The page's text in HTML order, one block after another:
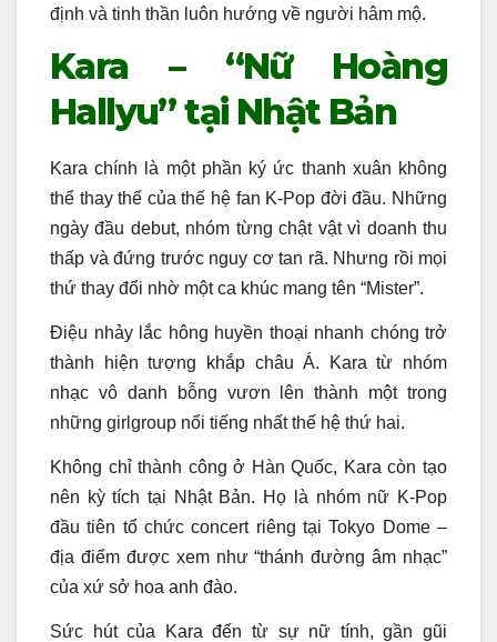
định và tinh thần luôn hướng về người hâm mộ.
Kara – “Nữ Hoàng
Hallyu” tại Nhật Bản
Kara chính là một phần ký ức thanh xuân không
thể thay thế của thế hệ fan K-Pop đời đầu. Những
ngày đầu debut, nhóm từng chật vật vì doanh thu
thấp và đứng trước nguy cơ tan rã. Nhưng rồi mọi
thứ thay đổi nhờ một ca khúc mang tên “Mister”.
Điệu nhảy lắc hông huyền thoại nhanh chóng trở
thành hiện tượng khắp châu Á. Kara từ nhóm
nhạc vô danh bỗng vươn lên thành một trong
những girlgroup nổi tiếng nhất thế hệ thứ hai.
Không chỉ thành công ở Hàn Quốc, Kara còn tạo
nên kỳ tích tại Nhật Bản. Họ là nhóm nữ K-Pop
đầu tiên tổ chức concert riêng tại Tokyo Dome –
địa điểm được xem như “thánh đường âm nhạc”
của xứ sở hoa anh đào.
Sức hút của Kara đến từ sự nữ tính, gần gũi